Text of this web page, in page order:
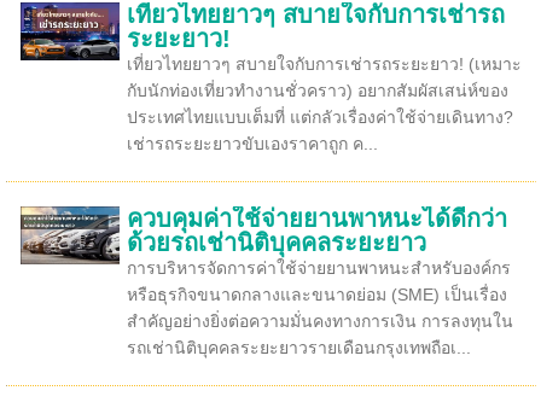
เที่ยวไทยยาวๆ สบายใจกับการเช่ารถ
ระยะยาว!
เที่ยวไทยยาวๆ สบายใจกับการเช่ารถระยะยาว! (เหมาะ
กับนักท่องเที่ยวทำงานชั่วคราว) อยากสัมผัสเสน่ห์ของ
ประเทศไทยแบบเต็มที่ แต่กลัวเรื่องค่าใช้จ่ายเดินทาง?
เช่ารถระยะยาวขับเองราคาถูก ค...
ควบคุมค่าใช้จ่ายยานพาหนะได้ดีกว่า
ด้วยรถเช่านิติบุคคลระยะยาว
การบริหารจัดการค่าใช้จ่ายยานพาหนะสำหรับองค์กร
หรือธุรกิจขนาดกลางและขนาดย่อม (SME) เป็นเรื่อง
สำคัญอย่างยิ่งต่อความมั่นคงทางการเงิน การลงทุนใน
รถเช่านิติบุคคลระยะยาวรายเดือนกรุงเทพถือเ...